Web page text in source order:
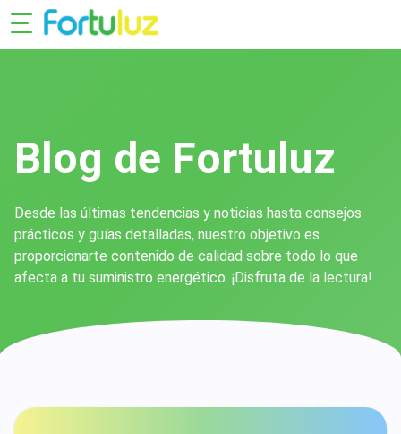
Blog de Fortuluz
Desde las últimas tendencias y noticias hasta consejos
prácticos y guías detalladas, nuestro objetivo es
proporcionarte contenido de calidad sobre todo lo que
afecta a tu suministro energético. ¡Disfruta de la lectura!